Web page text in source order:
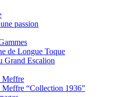
passion
de Longue Toque
Grand Escalion
Meffre
Meffre “Collection 1936”